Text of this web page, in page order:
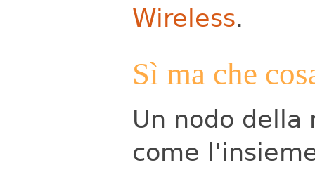
Wireless.
Sì ma che
Un nodo
come